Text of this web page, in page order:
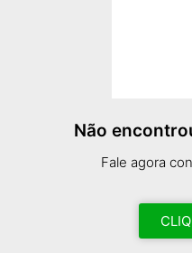
Não
Fale agora